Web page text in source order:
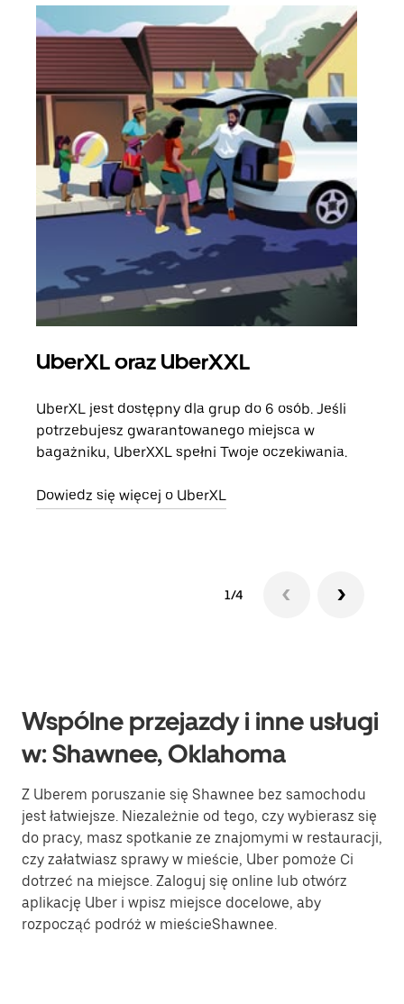
UberXL oraz UberXXL
UberXL jest dostępny dla grup do 6 osób. Jeśli
potrzebujesz gwarantowanego miejsca w
bagażniku, UberXXL spełni Twoje oczekiwania.
Dowiedz się więcej o UberXL
1/4
Wspólne przejazdy i inne usługi
w: Shawnee, Oklahoma
Z Uberem poruszanie się Shawnee bez samochodu
jest łatwiejsze. Niezależnie od tego, czy wybierasz się
do pracy, masz spotkanie ze znajomymi w restauracji,
czy załatwiasz sprawy w mieście, Uber pomoże Ci
dotrzeć na miejsce. Zaloguj się online lub otwórz
aplikację Uber i wpisz miejsce docelowe, aby
rozpocząć podróż w mieścieShawnee.